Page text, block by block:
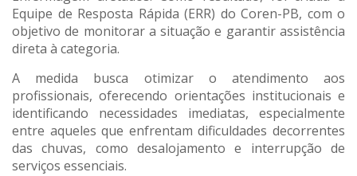
Equipe de Resposta Rápida (ERR) do Coren-PB, com o
objetivo de monitorar a situação e garantir assistência
direta à categoria.
A medida busca otimizar o atendimento aos
profissionais, oferecendo orientações institucionais e
identificando necessidades imediatas, especialmente
entre aqueles que enfrentam dificuldades decorrentes
das chuvas, como desalojamento e interrupção de
serviços essenciais.